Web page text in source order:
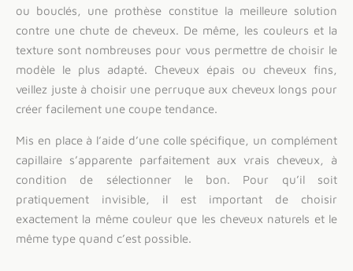
ou bouclés, une prothèse constitue la meilleure solution
contre une chute de cheveux. De même, les couleurs et la
texture sont nombreuses pour vous permettre de choisir le
modèle le plus adapté. Cheveux épais ou cheveux fins,
veillez juste à choisir une perruque aux cheveux longs pour
créer facilement une coupe tendance.
Mis en place à l’aide d’une colle spécifique, un complément
capillaire s’apparente parfaitement aux vrais cheveux, à
condition de sélectionner le bon. Pour qu’il soit
pratiquement invisible, il est important de choisir
exactement la même couleur que les cheveux naturels et le
même type quand c’est possible.